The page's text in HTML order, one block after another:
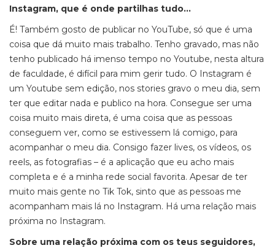
Instagram, que é onde partilhas tudo…
É! Também gosto de publicar no YouTube, só que é uma
coisa que dá muito mais trabalho. Tenho gravado, mas não
tenho publicado há imenso tempo no Youtube, nesta altura
de faculdade, é difícil para mim gerir tudo. O Instagram é
um Youtube sem edição, nos stories gravo o meu dia, sem
ter que editar nada e publico na hora. Consegue ser uma
coisa muito mais direta, é uma coisa que as pessoas
conseguem ver, como se estivessem lá comigo, para
acompanhar o meu dia. Consigo fazer lives, os vídeos, os
reels, as fotografias – é a aplicação que eu acho mais
completa e é a minha rede social favorita. Apesar de ter
muito mais gente no Tik Tok, sinto que as pessoas me
acompanham mais lá no Instagram. Há uma relação mais
próxima no Instagram.
Sobre uma relação próxima com os teus seguidores,